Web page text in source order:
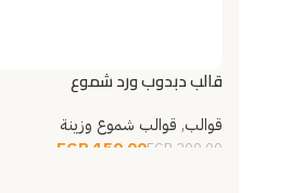
قالب دبدوب ورد شموع
قوالب, قوالب شموع وزينة
200.00
EGP
150.00
EGP